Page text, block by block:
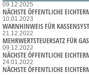
09.12.2025
NÄCHSTE ÖFFENTLICHE
10.01.2023
WARNHINWEIS FÜR
21.12.2022
MEHRWERTSTEUERSATZ FÜR
09.12.2022
NÄCHSTE ÖFFENTLICHE
24.01.2022
NÄCHSTE ÖFFENTLICHE